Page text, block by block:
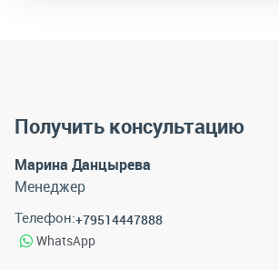
Получить консультацию
Марина Данцырева
Менеджер
Телефон:+79514447888
WhatsApp